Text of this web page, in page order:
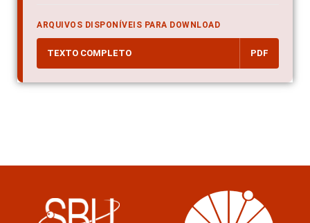
ARQUIVOS DISPONÍVEIS PARA DOWNLOAD
TEXTO COMPLETO PDF